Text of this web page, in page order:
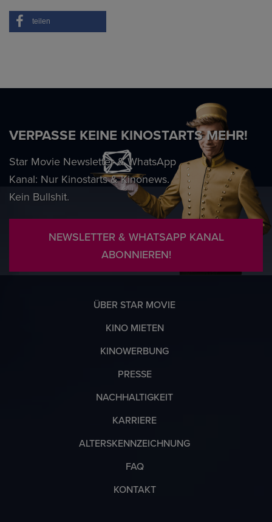
teilen
VERPASSE KEINE KINOSTARTS MEHR!
Star Movie Newsletter & WhatsApp
Kanal: Nur Kinostarts & Kinonews.
Kein Bullshit.
NEWSLETTER & WHATSAPP KANAL
ABONNIEREN!
ÜBER STAR MOVIE
KINO MIETEN
KINOWERBUNG
PRESSE
NACHHALTIGKEIT
KARRIERE
ALTERSKENNZEICHNUNG
FAQ
KONTAKT